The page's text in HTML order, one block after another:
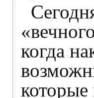
когда
которые